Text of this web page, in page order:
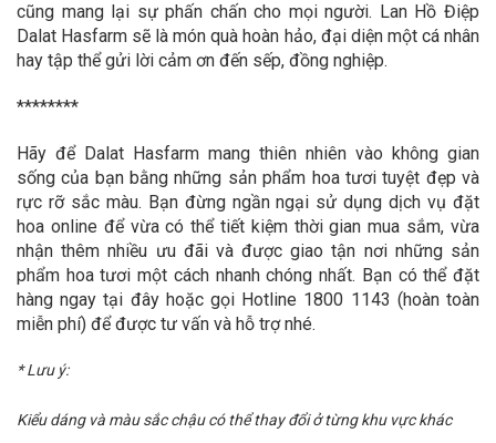
cũng mang lại sự phấn chấn cho mọi người. Lan Hồ Điệp
Dalat Hasfarm sẽ là món quà hoàn hảo, đại diện một cá nhân
hay tập thể gửi lời cảm ơn đến sếp, đồng nghiệp.
********
Hãy để Dalat Hasfarm mang thiên nhiên vào không gian
sống của bạn bằng những sản phẩm hoa tươi tuyệt đẹp và
rực rỡ sắc màu. Bạn đừng ngần ngại sử dụng dịch vụ đặt
hoa online để vừa có thể tiết kiệm thời gian mua sắm, vừa
nhận thêm nhiều ưu đãi và được giao tận nơi những sản
phẩm hoa tươi một cách nhanh chóng nhất. Bạn có thể đặt
hàng ngay tại đây hoặc gọi Hotline 1800 1143 (hoàn toàn
miễn phí) để được tư vấn và hỗ trợ nhé.
* Lưu ý:
Kiểu dáng và màu sắc chậu có thể thay đổi ở từng khu vực khác